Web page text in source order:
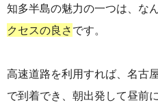
知多半島の魅力の一つは、な
クセスの良さ です。
高速道路を利用すれば、名古
で到着でき、朝出発して昼前